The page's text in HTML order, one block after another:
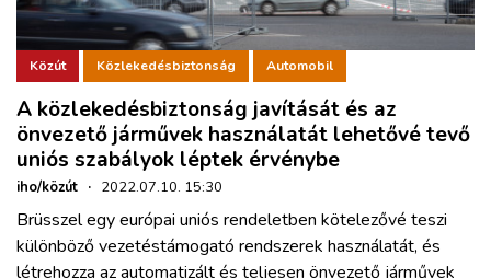
Közút Közlekedésbiztonság Automobil
A közlekedésbiztonság javítását és az
önvezető járművek használatát lehetővé tevő
uniós szabályok léptek érvénybe
iho/közút · 2022.07.10. 15:30
Brüsszel egy európai uniós rendeletben kötelezővé teszi
különböző vezetéstámogató rendszerek használatát, és
létrehozza az automatizált és teljesen önvezető járművek